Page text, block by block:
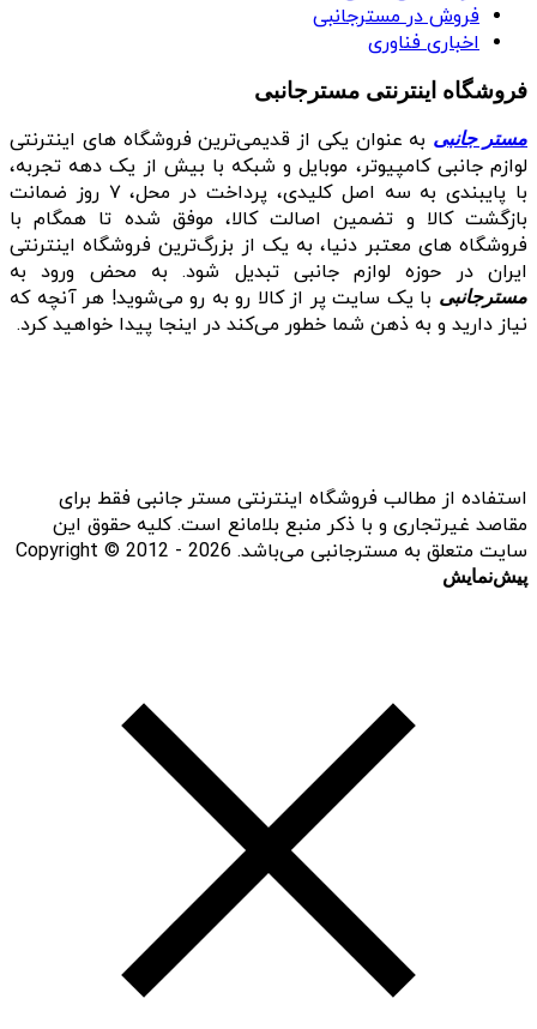
فروش در مسترجانبی
اخباری فناوری
فروشگاه اینترنتی مسترجانبی
مستر جانبی به عنوان یکی از قدیمی‌ترین فروشگاه های اینترنتی
لوازم جانبی کامپیوتر، موبایل و شبکه با بیش از یک دهه تجربه،
با پایبندی به سه اصل کلیدی، پرداخت در محل، ۷ روز ضمانت
بازگشت کالا و تضمین اصالت کالا، موفق شده تا همگام با
فروشگاه‌ های معتبر دنیا، به یک از بزرگ‌ترین فروشگاه اینترنتی
ایران در حوزه لوازم جانبی تبدیل شود. به محض ورود به
مسترجانبی با یک سایت پر از کالا رو به رو می‌شوید! هر آنچه که
نیاز دارید و به ذهن شما خطور می‌کند در اینجا پیدا خواهید کرد.
استفاده از مطالب فروشگاه اینترنتی مستر جانبی فقط برای
مقاصد غیرتجاری و با ذکر منبع بلامانع است. کلیه حقوق این
سایت متعلق به مسترجانبی می‌باشد. Copyright © 2012 - 2026
پیش‌نمایش